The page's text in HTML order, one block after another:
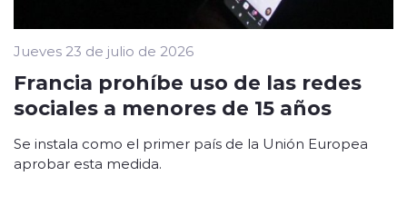
Jueves 23 de julio de 2026
Francia prohíbe uso de las redes
sociales a menores de 15 años
Se instala como el primer país de la Unión Europea
aprobar esta medida.